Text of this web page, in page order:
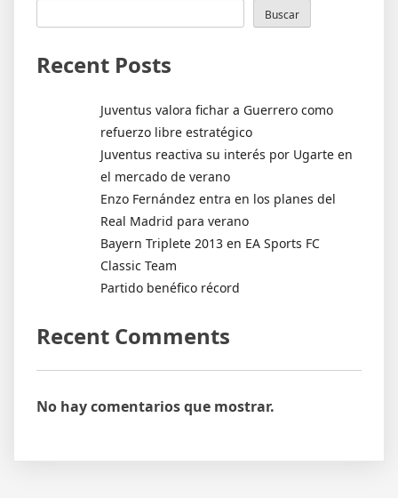
Buscar
Recent Posts
Juventus valora fichar a Guerrero como
refuerzo libre estratégico
Juventus reactiva su interés por Ugarte en
el mercado de verano
Enzo Fernández entra en los planes del
Real Madrid para verano
Bayern Triplete 2013 en EA Sports FC
Classic Team
Partido benéfico récord
Recent Comments
No hay comentarios que mostrar.